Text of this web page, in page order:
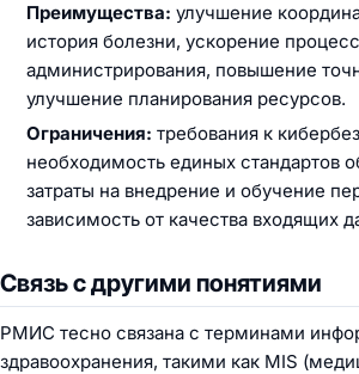
Преимущества: улучшение
история болезни, ускорение
администрирования, повышение
улучшение планирования ресурсов.
Ограничения: требования к
необходимость единых стандартов
затраты на внедрение и обучение
зависимость от качества входящих
Связь с другими понятиями
РМИС тесно связана с терминами
здравоохранения, такими как MIS